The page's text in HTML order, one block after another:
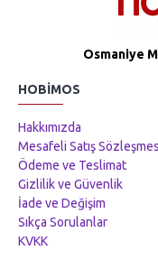
Osmaniye
HOBIMOS
Hakkımızda
Mesafeli Satış
Ödeme ve Teslimat
Gizlilik ve Güvenlik
İade ve Değişim
Sıkça Sorulanlar
KVKK